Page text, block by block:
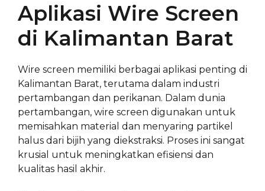
Aplikasi Wire Screen
di Kalimantan Barat
Wire screen memiliki berbagai aplikasi penting di
Kalimantan Barat, terutama dalam industri
pertambangan dan perikanan. Dalam dunia
pertambangan, wire screen digunakan untuk
memisahkan material dan menyaring partikel
halus dari bijih yang diekstraksi. Proses ini sangat
krusial untuk meningkatkan efisiensi dan
kualitas hasil akhir.